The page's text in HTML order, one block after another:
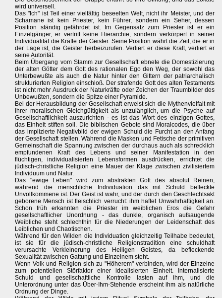
wird universell.
Das "Ich" ist Teil einer vielfältig beseelten Welt, nicht ihr Meister, und der
Schamane ist kein Priester, kein Führer, sondern ein Seher, dessen
Position ständig gefährdet ist. Im Gegensatz zum Priester ist er ein
Einzelgänger, er vertritt keine Hierarchie, sondern verkörpert in seiner
Individualität die Kräfte der Geister. Seine Position währt die Zeit, die er in
der Lage ist, die Geister herbeizurufen. Verliert er diese Kraft, verliert er
seine Autorität.
Beim Übergang vom Stamm zur Gesellschaft ebnete die Domestizierung
der alten Götter dem Gott des rationalen Ego den Weg, der sowohl das
Unterbewußte als auch die Natur hinter den Gittern der patriarchalisch
strukturierten Religion einschloß. Der strafende Gott des alten Testaments
ist nicht mehr Ausdruck der Naturkräfte oder Zeichen der Traumbilder des
Unbewußten, sondern die Spitze einer Pyramide.
Bei der Herausbildung der Gesellschaft erweist sich die Mythenvielfalt mit
ihrer moralischen Gleichgültigkeit als unzulänglich, um die Psyche auf
Gesellschaftlichkeit auszurichten - es ist das Wort des einzigen Gottes,
das Einheit stiften soll. Die biblischen Gebote sind Moralcodes, die über
das implizierte Negativbild der ewigen Schuld die Furcht an den Anfang
der Gesellschaft stellen. Während die Masken und Fetische der primitiven
Gemeinschaft die Spannung zwischen der durchaus auch als schrecklich
empfundenen Kraft des Lebens und seiner Manifestation in den
flüchtigen, individualisierten Lebensformen ausdrücken, errichtet die
jüdisch-christliche Religion eine Mauer der Klage zwischen zivilisiertem
Individuum und Natur.
Das "ewige Leben" wird zum abstrakten Gott des absolut Reinen,
während die menschliche Individuation das mit Schuld befleckte
Unvollkommene ist. Der Geist ist wahr, und der durch den Geschlechtsakt
geborene Mensch ist fleischlich verrucht: ihm haftet Unwahrhaftigkeit an.
Schon früh erkannten die Priester im weiblichen Eros die Gefahr
gesellschaftlicher Unordnung - das dunkle, organisch aufsaugende
Weibliche steht schlechthin für die Niederungen der Leidenschaft des
Leiblichen und Chaotischen.
Während für den Wilden die Individuation gleichzeitig Teilhabe bedeutet,
ist sie für die jüdisch-christliche Religionstradition eine schuldhaft
verursachte Verkleinerung des Heiligen Geistes, da befleckende
Sexualität zwischen Gattung und Einzelnem steht.
Wenn Volk und Religion sich zu "Höherem" verbinden, wird der Einzelne
zum potentiellen Störfaktor einer idealisierten Einheit. Internalisierte
Schuld und gesellschaftliche Kontrolle lasten auf ihm, und die
Unterordnung unter das Über-Ihm-Stehende erscheint ihm als natürliche
Ordnung der Dinge.